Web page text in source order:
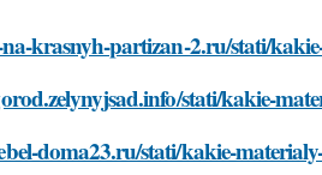
krasnyh-partizan-2.ru/stati/
stati/kakie-
doma23.ru/stati/kakie-